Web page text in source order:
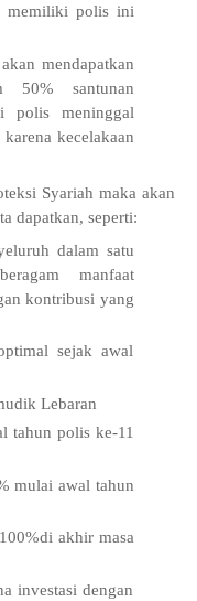
memiliki polis ini
mendapatkan
50% santunan
polis meninggal
kecelakaan
Syariah maka akan
dapatkan, seperti:
dalam satu
manfaat
kontribusi yang
sejak awal
Lebaran
tahun polis ke-11
mulai awal tahun
akhir masa
investasi dengan